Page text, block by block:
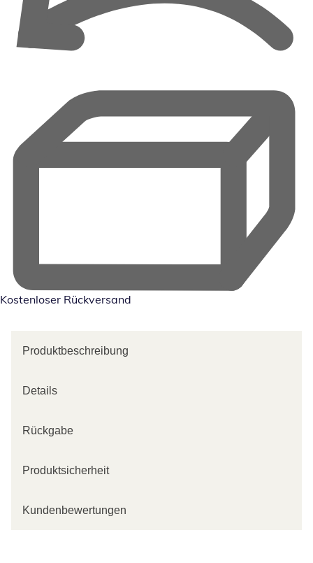
Kostenloser Rückversand
Produktbeschreibung
Details
Rückgabe
Produktsicherheit
Kundenbewertungen